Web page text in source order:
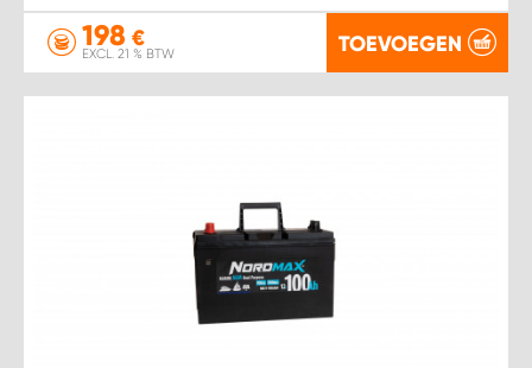
198 €
EXCL. 21 % BTW TOEVOEGEN
WORK SYSTEM LOPIK GARAGE STUIVENBERG
WORK SYSTEM NIEUWEGEIN
WORK SYSTEM OOSTERHOUT